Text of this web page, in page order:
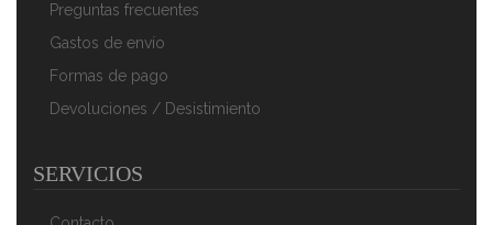
Camry CR 7416 Calienta Camas Eléctrico 150 X 100
Preguntas frecuentes
Gastos de envío
Formas de pago
Devoluciones / Desistimiento
SERVICIOS